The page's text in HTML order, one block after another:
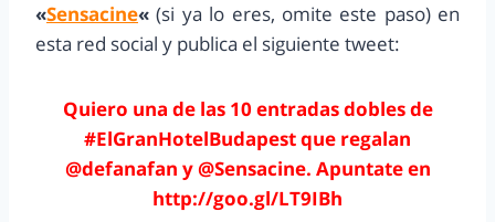
«Sensacine« (si ya lo eres, omite este paso) en
esta red social y publica el siguiente tweet:
Quiero una de las 10 entradas dobles de
#ElGranHotelBudapest que regalan
@defanafan y @Sensacine. Apuntate en
http://goo.gl/LT9IBh